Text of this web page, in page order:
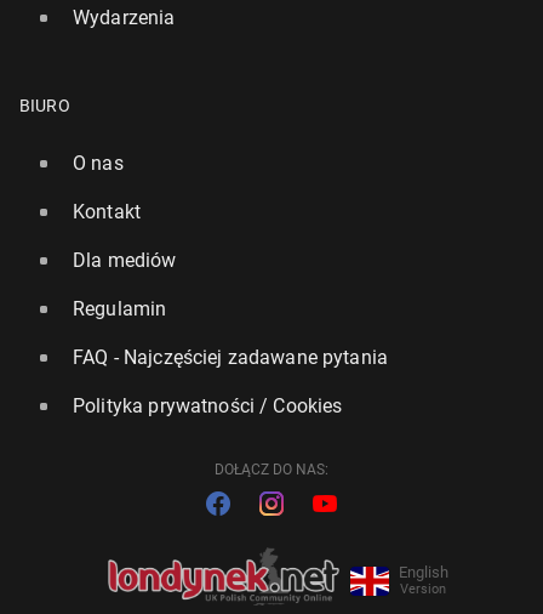
Wydarzenia
BIURO
O nas
Kontakt
Dla mediów
Regulamin
FAQ - Najczęściej zadawane pytania
Polityka prywatności / Cookies
DOŁĄCZ DO NAS:
English
Version